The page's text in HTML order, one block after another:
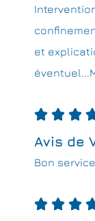
et
  
Avis de
Bon
  